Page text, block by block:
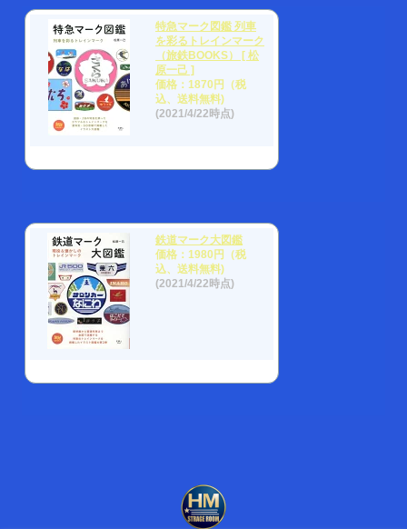
特急マーク図鑑 列車
を彩るトレインマーク
（旅鉄BOOKS） [ 松
原一己 ]
価格：1870円（税
込、送料無料)
(2021/4/22時点)
鉄道マーク大図鑑
価格：1980円（税
込、送料無料)
(2021/4/22時点)